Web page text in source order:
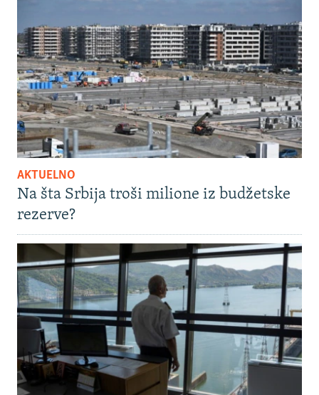
AKTUELNO
Na šta Srbija troši milione iz budžetske
rezerve?